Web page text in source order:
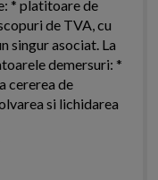
* platitoare de
de TVA, cu
singur asociat. La
demersuri: *
cererea de
si lichidarea